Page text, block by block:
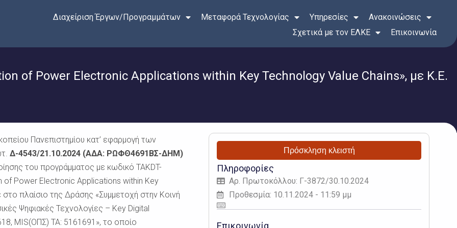
Διαχείριση Έργων/Προγραμμάτων Μεταφορά Τεχνολογίας Υπηρεσίες
Ανακοινώσεις
Σχετικά με τον ΕΛΚΕ
Επικοινωνία
of Power Electronic Applications within Key Technology Value Chains», με Κ.Ε.
Πανεπιστημίου κατ’ εφαρμογή των
Δ-4543/21.10.2024 (ΑΔΑ: ΡΩΦΘ4691ΒΣ-ΔΗΜ)
του προγράμματος με κωδικό TAKDT-
of Power Electronic Applications within Key
πλαίσιο της Δράσης «Συμμετοχή στην Κοινή
Ψηφιακές Τεχνολογίες – Key Digital
MIS(ΟΠΣ) ΤΑ: 5161691», το οποίο
Πρόσκληση κλειστή
Πληροφορίες
Αρ. Πρωτοκόλλου: Γ-3872/30.10.2024
Προθεσμία: 10.11.2024 - 11:59 μμ
Επικοινωνία